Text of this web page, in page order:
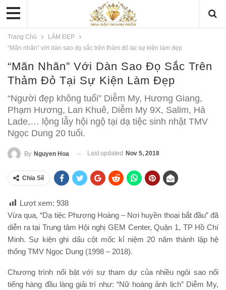
Trang Chủ
LÀM ĐẸP
“Mãn nhãn” với dàn sao đọ sắc trên thảm đỏ tại sự kiện làm đẹp
“Mãn Nhãn” Với Dàn Sao Đọ Sắc Trên
Thảm Đỏ Tại Sự Kiện Làm Đẹp
“Người đẹp không tuổi” Diễm My, Hương Giang,
Phạm Hương, Lan Khuê, Diễm My 9X, Salim, Hà
Lade,… lộng lẫy hội ngộ tại dạ tiệc sinh nhật TMV
Ngọc Dung 20 tuổi.
By Nguyen Hoa Last updated Nov 5, 2018
Chia Sẽ
Lượt xem: 938
Vừa qua, “Dạ tiệc Phượng Hoàng – Nơi huyền thoại bắt đầu” đã
diễn ra tại Trung tâm Hội nghị GEM Center, Quận 1, TP Hồ Chí
Minh. Sự kiện ghi dấu cột mốc kỉ niệm 20 năm thành lập hệ
thống TMV Ngọc Dung (1998 – 2018).
Chương trình nổi bật với sự tham dự của nhiều ngôi sao nổi
tiếng hàng đầu làng giải trí như: “Nữ hoàng ảnh lịch” Diễm My,